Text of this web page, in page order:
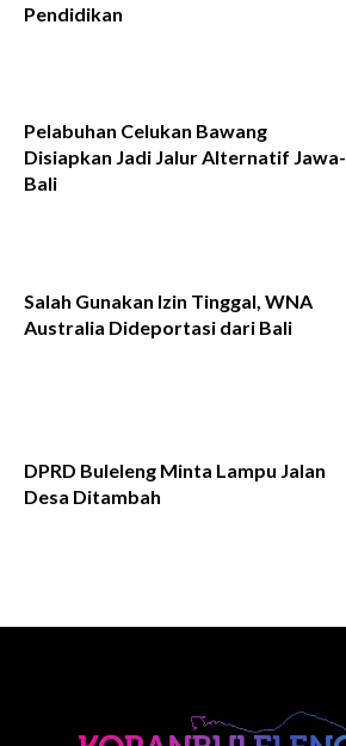
Pendidikan
Pelabuhan Celukan Bawang
Disiapkan Jadi Jalur Alternatif Jawa-
Bali
Salah Gunakan Izin Tinggal, WNA
Australia Dideportasi dari Bali
DPRD Buleleng Minta Lampu Jalan
Desa Ditambah